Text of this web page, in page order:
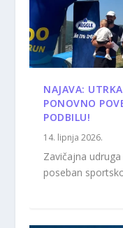
NAJAVA:
PONOVNO
PODBILU!
14. lipnja 2026.
Zavičajna
poseban